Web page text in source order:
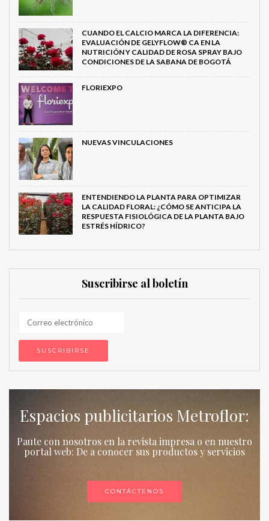
CUANDO EL CALCIO MARCA LA DIFERENCIA:
EVALUACIÓN DE GELYFLOW® CA EN LA
NUTRICIÓN Y CALIDAD DE ROSA SPRAY BAJO
CONDICIONES DE LA SABANA DE BOGOTÁ
FLORIEXPO
NUEVAS VINCULACIONES
ENTENDIENDO LA PLANTA PARA OPTIMIZAR
LA CALIDAD FLORAL: ¿CÓMO SE ANTICIPA LA
RESPUESTA FISIOLÓGICA DE LA PLANTA BAJO
ESTRÉS HÍDRICO?
Suscribirse al boletín
Espacios publicitarios Metroflor:
Paute con nosotros en la revista impresa o en nuestro
portal web: De a conocer sus productos y servicios
CONTÁCTENOS